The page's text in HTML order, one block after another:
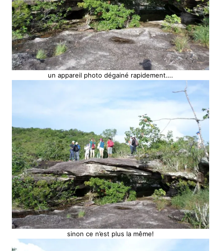
un appareil photo dégainé rapidement….
sinon ce n’est plus la même!